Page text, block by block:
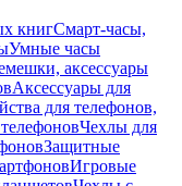
книгСмарт-часы,
Умные часы
аксессуары
Аксессуары для
для телефонов,
Чехлы для
Защитные
Игровые